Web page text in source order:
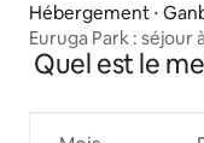
Hébergement ⋅
Euruga Park : séjour
Mountains
Quel est le